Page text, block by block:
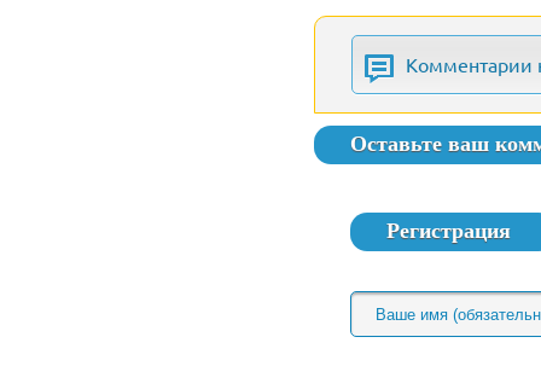
Комментарии
Оставьте ваш
Регистрация